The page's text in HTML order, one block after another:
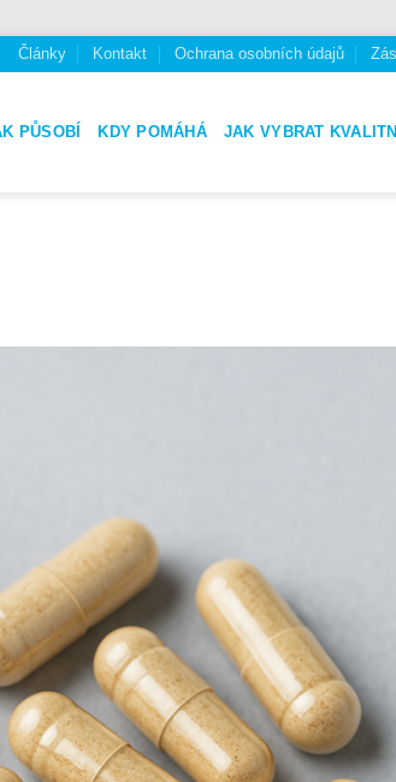
Články Kontakt Ochrana osobních údajů
PŮSOBÍ KDY POMÁHÁ JAK VYBRAT KVALITNÍ